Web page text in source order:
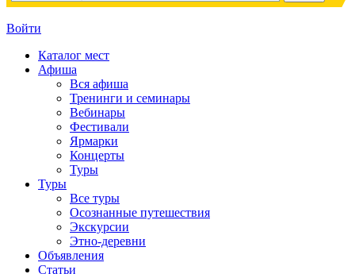
Войти
Каталог мест
Афиша
Вся афиша
Тренинги и семинары
Вебинары
Фестивали
Ярмарки
Концерты
Туры
Туры
Все туры
Осознанные путешествия
Экскурсии
Этно-деревни
Объявления
Статьи